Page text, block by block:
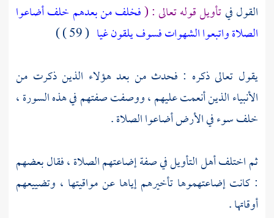
القول فيتأويل قوله تعالى : (فخلف من بعدهم خلف أضاعوا
الصلاة واتبعوا الشهوات فسوف يلقون غيا ( 59 ) )
يقول تعالى ذكره : فحدث من بعد هؤلاء الذين ذكرت من
الأنبياء الذين أنعمت عليهم ، ووصفت صفتهم في هذه السورة ،
خلف سوء في الأرض أضاعوا الصلاة .
ثم اختلف أهل التأويل في صفة إضاعتهم الصلاة ، فقال بعضهم
: كانت إضاعتهموها تأخيرهم إياها عن مواقيتها ، وتضييعهم
أوقاتها .